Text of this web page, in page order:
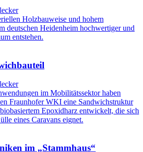
Holzbauweise und hohem
deutschen Heidenheim hochwertiger und
entstehen.
im Mobilitätssektor haben
Fraunhofer WKI eine Sandwichstruktur
Epoxidharz entwickelt, die sich
eines Caravans eignet.
im „Stammhaus“